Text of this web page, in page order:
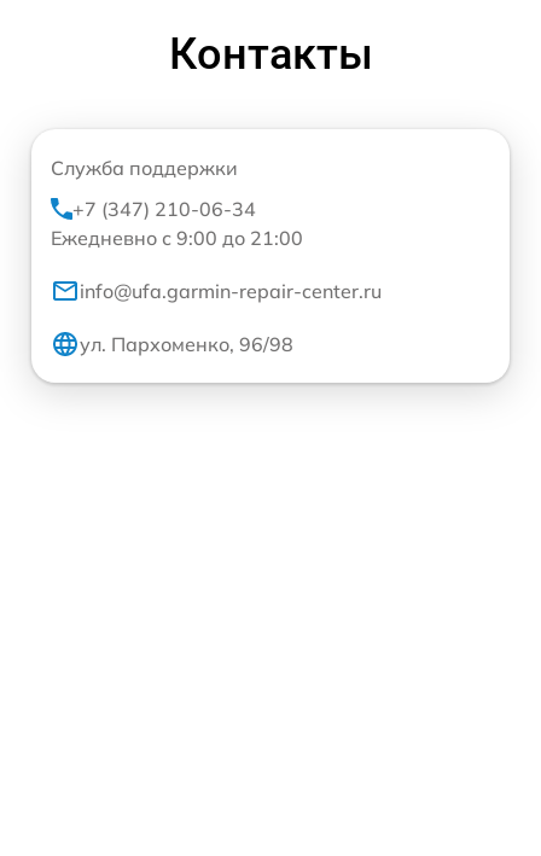
Контакты
Служба поддержки
+7 (347) 210-06-34
Ежедневно с 9:00 до 21:00
info@ufa.garmin-repair-center.ru
ул. Пархоменко, 96/98